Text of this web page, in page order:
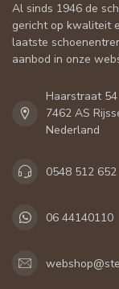
Al sinds 1946 de
gericht op kwaliteit
laatste
aanbod in onze
Haarstraat 54
7462 AS
Nederland
0548 512 652
06 44140110